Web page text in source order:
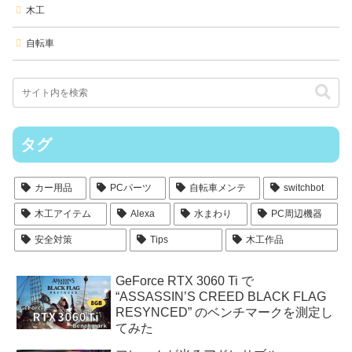
木工
自転車
タグ
カー用品 PCパーツ 自転車メンテ switchbot
木工アイテム Alexa 水まわり PC周辺機器
安全対策 Tips 木工作品
GeForce RTX 3060 Ti で
“ASSASSIN’S CREED BLACK FLAG
RESYNCED” のベンチマークを測定し
てみた